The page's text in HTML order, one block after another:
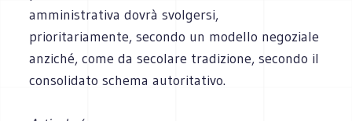
amministrativa dovrà svolgersi,
prioritariamente, secondo un modello negoziale
anziché, come da secolare tradizione, secondo il
consolidato schema autoritativo.